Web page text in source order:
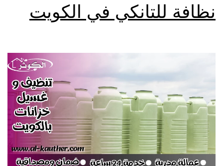
نظافة للتانكي في الكويت